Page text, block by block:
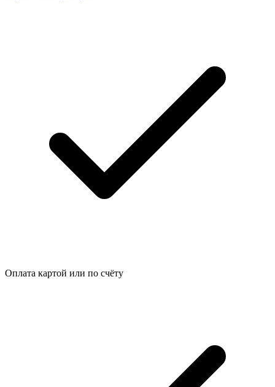
Оплата картой или по счёту